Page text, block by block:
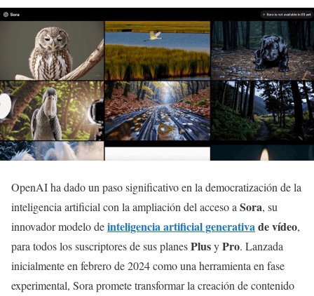
OpenAI ha dado un paso significativo en la democratización de la
inteligencia artificial con la ampliación del acceso aSora, su
innovador modelo deinteligencia artificial generativade vídeo,
para todos los suscriptores de sus planesPlusyPro. Lanzada
inicialmente en febrero de 2024 como una herramienta en fase
experimental, Sora promete transformar la creación de contenido